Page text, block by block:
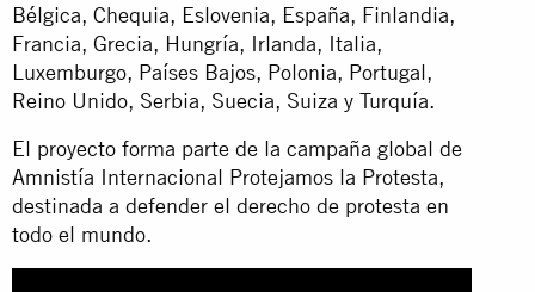
Bélgica, Chequia, Eslovenia, España, Finlandia,
Francia, Grecia, Hungría, Irlanda, Italia,
Luxemburgo, Países Bajos, Polonia, Portugal,
Reino Unido, Serbia, Suecia, Suiza y Turquía.
El proyecto forma parte de la campaña global de
Amnistía Internacional Protejamos la Protesta,
destinada a defender el derecho de protesta en
todo el mundo.